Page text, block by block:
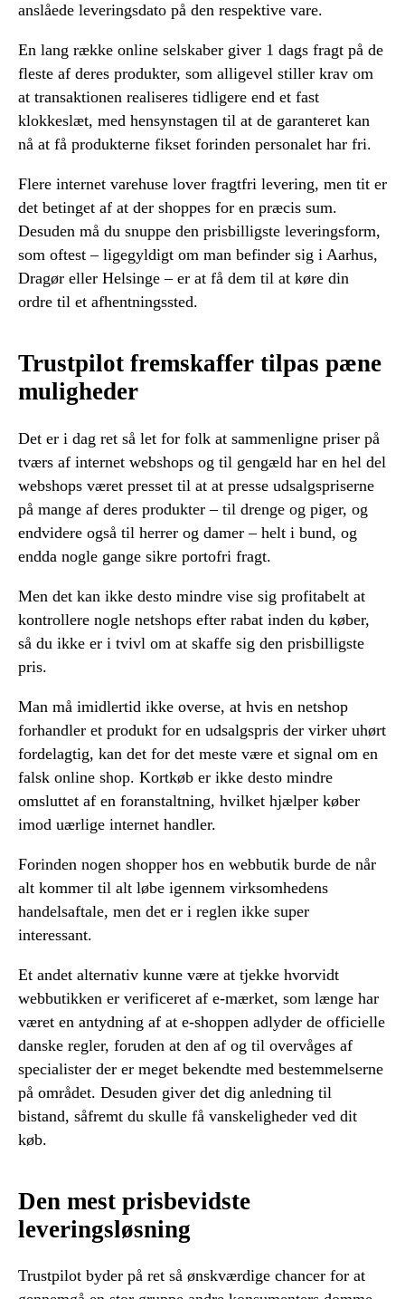
anslåede leveringsdato på den respektive vare.
En lang række online selskaber giver 1 dags fragt på de
fleste af deres produkter, som alligevel stiller krav om
at transaktionen realiseres tidligere end et fast
klokkeslæt, med hensynstagen til at de garanteret kan
nå at få produkterne fikset forinden personalet har fri.
Flere internet varehuse lover fragtfri levering, men tit er
det betinget af at der shoppes for en præcis sum.
Desuden må du snuppe den prisbilligste leveringsform,
som oftest – ligegyldigt om man befinder sig i Aarhus,
Dragør eller Helsinge – er at få dem til at køre din
ordre til et afhentningssted.
Trustpilot fremskaffer tilpas pæne
muligheder
Det er i dag ret så let for folk at sammenligne priser på
tværs af internet webshops og til gengæld har en hel del
webshops været presset til at at presse udsalgspriserne
på mange af deres produkter – til drenge og piger, og
endvidere også til herrer og damer – helt i bund, og
endda nogle gange sikre portofri fragt.
Men det kan ikke desto mindre vise sig profitabelt at
kontrollere nogle netshops efter rabat inden du køber,
så du ikke er i tvivl om at skaffe sig den prisbilligste
pris.
Man må imidlertid ikke overse, at hvis en netshop
forhandler et produkt for en udsalgspris der virker uhørt
fordelagtig, kan det for det meste være et signal om en
falsk online shop. Kortkøb er ikke desto mindre
omsluttet af en foranstaltning, hvilket hjælper køber
imod uærlige internet handler.
Forinden nogen shopper hos en webbutik burde de når
alt kommer til alt løbe igennem virksomhedens
handelsaftale, men det er i reglen ikke super
interessant.
Et andet alternativ kunne være at tjekke hvorvidt
webbutikken er verificeret af e-mærket, som længe har
været en antydning af at e-shoppen adlyder de officielle
danske regler, foruden at den af og til overvåges af
specialister der er meget bekendte med bestemmelserne
på området. Desuden giver det dig anledning til
bistand, såfremt du skulle få vanskeligheder ved dit
køb.
Den mest prisbevidste
leveringsløsning
Trustpilot byder på ret så ønskværdige chancer for at